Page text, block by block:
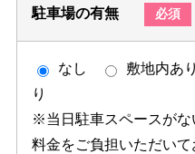
駐車場の有無 必須
なし 敷地内あり
り
※当日駐車スペースがな
料金をご負担いただいて